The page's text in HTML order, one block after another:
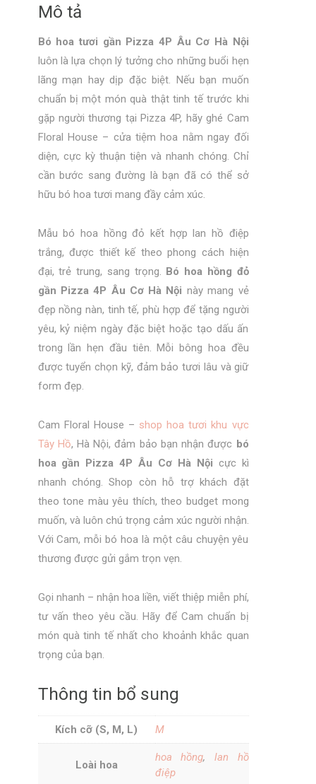
Cơ
lượng
Mô tả
Bó hoa tươi gần Pizza 4P Âu Cơ Hà Nội
luôn là lựa chọn lý tưởng cho những buổi hẹn
lãng mạn hay dịp đặc biệt. Nếu bạn muốn
chuẩn bị một món quà thật tinh tế trước khi
gặp người thương tại Pizza 4P, hãy ghé Cam
Floral House – cửa tiệm hoa nằm ngay đối
diện, cực kỳ thuận tiện và nhanh chóng. Chỉ
cần bước sang đường là bạn đã có thể sở
hữu bó hoa tươi mang đầy cảm xúc.
Mẫu bó hoa hồng đỏ kết hợp lan hồ điệp
trắng, được thiết kế theo phong cách hiện
đại, trẻ trung, sang trọng. Bó hoa hồng đỏ
gần Pizza 4P Âu Cơ Hà Nội này mang vẻ
đẹp nồng nàn, tinh tế, phù hợp để tặng người
yêu, kỷ niệm ngày đặc biệt hoặc tạo dấu ấn
trong lần hẹn đầu tiên. Mỗi bông hoa đều
được tuyển chọn kỹ, đảm bảo tươi lâu và giữ
form đẹp.
Cam Floral House – shop hoa tươi khu vực
Tây Hồ, Hà Nội, đảm bảo bạn nhận được bó
hoa gần Pizza 4P Âu Cơ Hà Nội cực kì
nhanh chóng. Shop còn hỗ trợ khách đặt
theo tone màu yêu thích, theo budget mong
muốn, và luôn chú trọng cảm xúc người nhận.
Với Cam, mỗi bó hoa là một câu chuyện yêu
thương được gửi gắm trọn vẹn.
Gọi nhanh – nhận hoa liền, viết thiệp miễn phí,
tư vấn theo yêu cầu. Hãy để Cam chuẩn bị
món quà tinh tế nhất cho khoảnh khắc quan
trọng của bạn.
Thông tin bổ sung
Kích cỡ (S, M, L) M
Loài hoa
hoa hồng, lan hồ
điệp